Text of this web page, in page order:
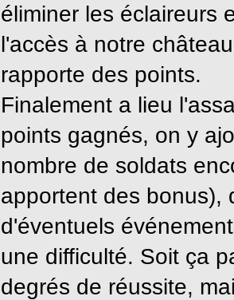
éliminer les éclaireurs
l'accès à notre
rapporte des points.
Finalement a lieu
points gagnés, on y
nombre de soldats
apportent des bonus),
d'éventuels
une difficulté. Soit ça
degrés de réussite,